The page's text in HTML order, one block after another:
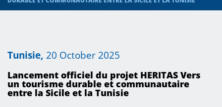
Tunisie, 20 October 2025
Lancement officiel du projet HERITAS Vers
un tourisme durable et communautaire
entre la Sicile et la Tunisie